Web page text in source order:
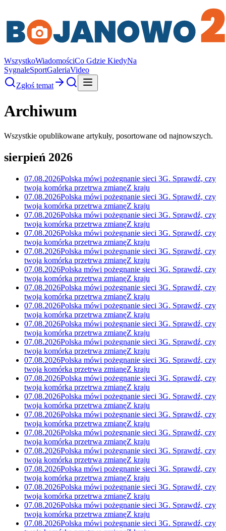
WszystkoWiadomościCo Gdzie KiedyNa
SygnaleSportGaleriaVideo
Zgłoś temat
Archiwum
Wszystkie opublikowane artykuły, posortowane od najnowszych.
sierpień 2026
07.08.2026Polska mówi pożegnanie sieci 3G. Sprawdź, czy
twoja komórka przetrwa zmianęZ kraju
07.08.2026Polska mówi pożegnanie sieci 3G. Sprawdź, czy
twoja komórka przetrwa zmianęZ kraju
07.08.2026Polska mówi pożegnanie sieci 3G. Sprawdź, czy
twoja komórka przetrwa zmianęZ kraju
07.08.2026Polska mówi pożegnanie sieci 3G. Sprawdź, czy
twoja komórka przetrwa zmianęZ kraju
07.08.2026Polska mówi pożegnanie sieci 3G. Sprawdź, czy
twoja komórka przetrwa zmianęZ kraju
07.08.2026Polska mówi pożegnanie sieci 3G. Sprawdź, czy
twoja komórka przetrwa zmianęZ kraju
07.08.2026Polska mówi pożegnanie sieci 3G. Sprawdź, czy
twoja komórka przetrwa zmianęZ kraju
07.08.2026Polska mówi pożegnanie sieci 3G. Sprawdź, czy
twoja komórka przetrwa zmianęZ kraju
07.08.2026Polska mówi pożegnanie sieci 3G. Sprawdź, czy
twoja komórka przetrwa zmianęZ kraju
07.08.2026Polska mówi pożegnanie sieci 3G. Sprawdź, czy
twoja komórka przetrwa zmianęZ kraju
07.08.2026Polska mówi pożegnanie sieci 3G. Sprawdź, czy
twoja komórka przetrwa zmianęZ kraju
07.08.2026Polska mówi pożegnanie sieci 3G. Sprawdź, czy
twoja komórka przetrwa zmianęZ kraju
07.08.2026Polska mówi pożegnanie sieci 3G. Sprawdź, czy
twoja komórka przetrwa zmianęZ kraju
07.08.2026Polska mówi pożegnanie sieci 3G. Sprawdź, czy
twoja komórka przetrwa zmianęZ kraju
07.08.2026Polska mówi pożegnanie sieci 3G. Sprawdź, czy
twoja komórka przetrwa zmianęZ kraju
07.08.2026Polska mówi pożegnanie sieci 3G. Sprawdź, czy
twoja komórka przetrwa zmianęZ kraju
07.08.2026Polska mówi pożegnanie sieci 3G. Sprawdź, czy
twoja komórka przetrwa zmianęZ kraju
07.08.2026Polska mówi pożegnanie sieci 3G. Sprawdź, czy
twoja komórka przetrwa zmianęZ kraju
07.08.2026Polska mówi pożegnanie sieci 3G. Sprawdź, czy
twoja komórka przetrwa zmianęZ kraju
07.08.2026Polska mówi pożegnanie sieci 3G. Sprawdź, czy